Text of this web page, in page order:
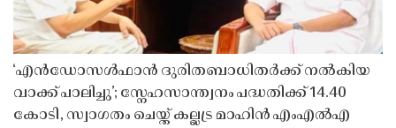
‘എൻഡോസൾഫാൻ ദുരിതബാധിതർക്ക് നൽകിയ
വാക്ക് പാലിച്ചു’; സ്നേഹസാന്ത്വനം പദ്ധതിക്ക് 14.40
കോടി, സ്വാഗതം ചെയ്ത് കല്ലട്ര മാഹിൻ എംഎൽഎ